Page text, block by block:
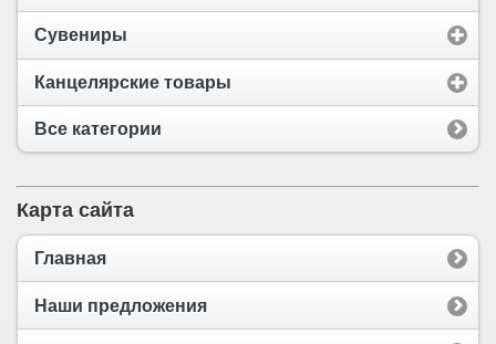
Сувениры
Канцелярские товары
Все категории
Карта сайта
Главная
Наши предложения